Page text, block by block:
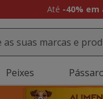
Até -40% em
Peixes